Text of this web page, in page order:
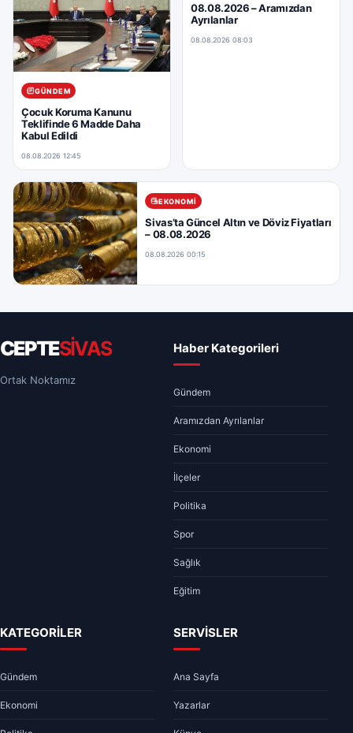
GÜNDEM
Çocuk Koruma Kanunu
Teklifinde 6 Madde Daha
Kabul Edildi
08.08.2026 12:45
08.08.2026 – Aramızdan
Ayrılanlar
08.08.2026 08:03
EKONOMI
Sivas’ta Güncel Altın ve Döviz Fiyatları
– 08.08.2026
08.08.2026 00:15
CEPTESİVAS
Ortak Noktamız
Haber Kategorileri
Gündem
Aramızdan Ayrılanlar
Ekonomi
İlçeler
Politika
Spor
Sağlık
Eğitim
KATEGORİLER
Gündem
Ekonomi
SERVİSLER
Ana Sayfa
Yazarlar